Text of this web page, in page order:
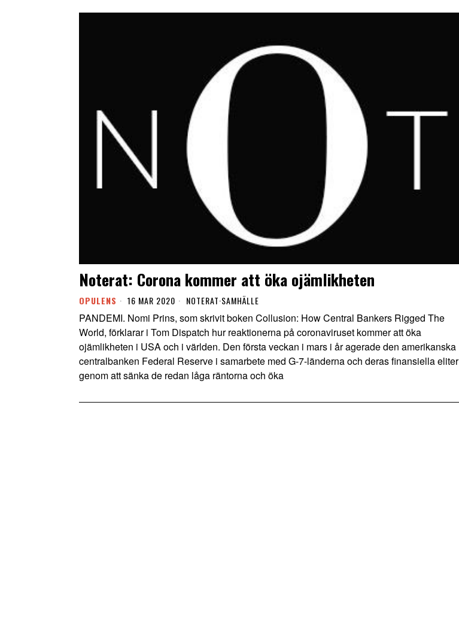
Noterat: Corona kommer att öka ojämlikheten
OPULENS 16 MAR 2020 NOTERAT·SAMHÄLLE
PANDEMI. Nomi Prins, som skrivit boken Collusion: How Central Bankers Rigged The
World, förklarar i Tom Dispatch hur reaktionerna på coronaviruset kommer att öka
ojämlikheten i USA och i världen. Den första veckan i mars i år agerade den amerikanska
centralbanken Federal Reserve i samarbete med G-7-länderna och deras finansiella eliter
genom att sänka de redan låga räntorna och öka